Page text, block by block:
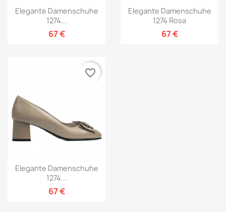
Elegante Damenschuhe
1274...
67 €
Elegante Damenschuhe
1274 Rosa
67 €
Elegante Damenschuhe
1274...
67 €
favorite_border